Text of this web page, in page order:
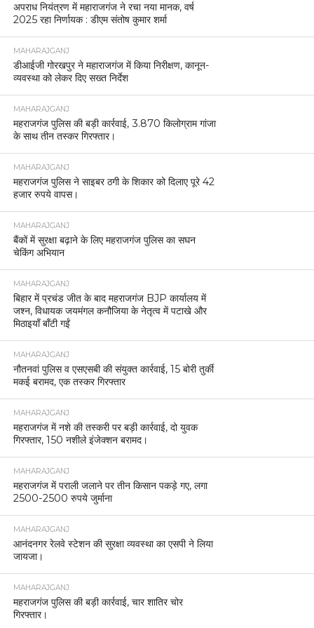
अपराध नियंत्रण में महाराजगंज ने रचा नया मानक, वर्ष
2025 रहा निर्णायक : डीएम संतोष कुमार शर्मा
MAHARAJGANJ
डीआईजी गोरखपुर ने महाराजगंज में किया निरीक्षण, कानून-
व्यवस्था को लेकर दिए सख्त निर्देश
MAHARAJGANJ
महराजगंज पुलिस की बड़ी कार्रवाई, 3.870 किलोग्राम गांजा
के साथ तीन तस्कर गिरफ्तार।
MAHARAJGANJ
महराजगंज पुलिस ने साइबर ठगी के शिकार को दिलाए पूरे 42
हजार रुपये वापस।
MAHARAJGANJ
बैंकों में सुरक्षा बढ़ाने के लिए महराजगंज पुलिस का सघन
चेकिंग अभियान
MAHARAJGANJ
बिहार में प्रचंड जीत के बाद महराजगंज BJP कार्यालय में
जश्न, विधायक जयमंगल कनौजिया के नेतृत्व में पटाखे और
मिठाइयाँ बाँटी गईं
MAHARAJGANJ
नौतनवां पुलिस व एसएसबी की संयुक्त कार्रवाई, 15 बोरी तुर्की
मकई बरामद, एक तस्कर गिरफ्तार
MAHARAJGANJ
महराजगंज में नशे की तस्करी पर बड़ी कार्रवाई, दो युवक
गिरफ्तार, 150 नशीले इंजेक्शन बरामद।
MAHARAJGANJ
महराजगंज में पराली जलाने पर तीन किसान पकड़े गए, लगा
2500-2500 रुपये जुर्माना
MAHARAJGANJ
आनंदनगर रेलवे स्टेशन की सुरक्षा व्यवस्था का एसपी ने लिया
जायजा।
MAHARAJGANJ
महराजगंज पुलिस की बड़ी कार्रवाई, चार शातिर चोर
गिरफ्तार।